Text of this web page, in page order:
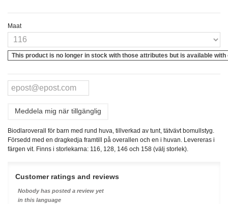
Maat
This product is no longer in stock with those attributes but is available with
Meddela mig när tillgänglig
Biodlaroverall för barn med rund huva, tillverkad av tunt, tätvävt bomullstyg.
Försedd med en dragkedja framtill på overallen och en i huvan. Levereras i
färgen vit. Finns i storlekarna: 116, 128, 146 och 158 (välj storlek).
Customer ratings and reviews
Nobody has posted a review yet
in this language